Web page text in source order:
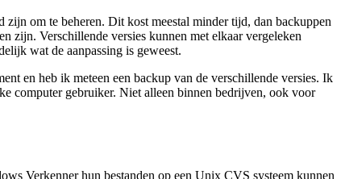
om te beheren. Dit kost meestal minder tijd, dan backuppen
zijn. Verschillende versies kunnen met elkaar vergeleken
wat de aanpassing is geweest.
en heb ik meteen een backup van de verschillende versies. Ik
computer gebruiker. Niet alleen binnen bedrijven, ook voor
Verkenner hun bestanden op een Unix CVS systeem kunnen